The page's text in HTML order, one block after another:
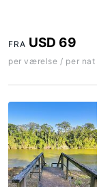
FRA USD 69
per værelse / per nat